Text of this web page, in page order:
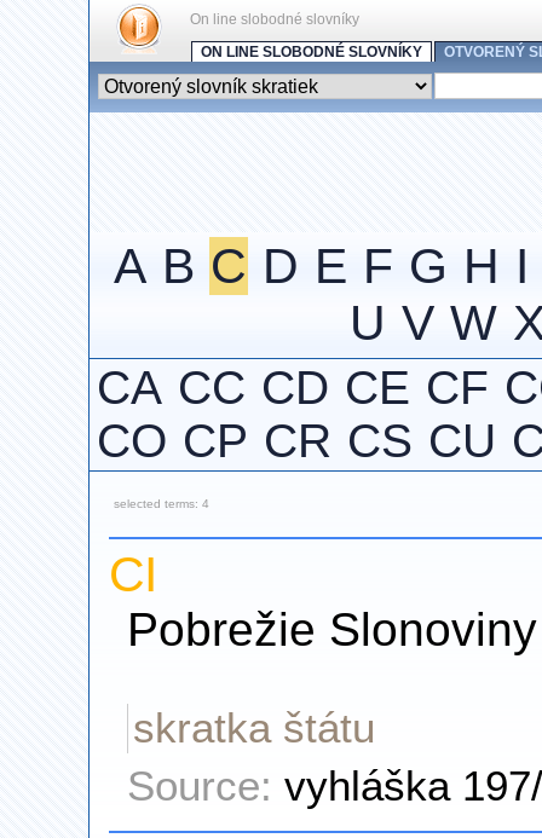
On line slobodné slovníky
ON LINE SLOBODNÉ SLOVNÍKY
OTVORENÝ
A B C D E F G H I
U V W
CA CC CD CE CF
CO CP CR CS CU
selected terms: 4
CI
Pobrežie Slonoviny
skratka štátu
Source: vyhláška